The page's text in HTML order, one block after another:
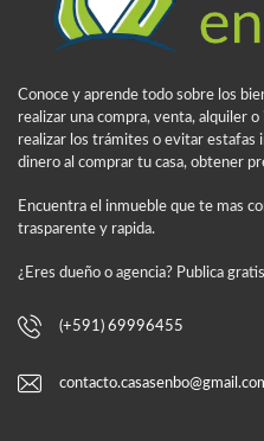
Conoce y aprende todo sobre los
realizar una compra, venta, alquiler
realizar los trámites o evitar estafas
dinero al comprar tu casa, obtener
Encuentra el inmueble que te mas
trasparente y rapida.
¿Eres dueño o agencia? Publica
(+591) 69996455